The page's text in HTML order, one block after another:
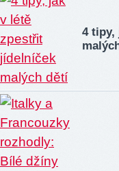
4 tipy,